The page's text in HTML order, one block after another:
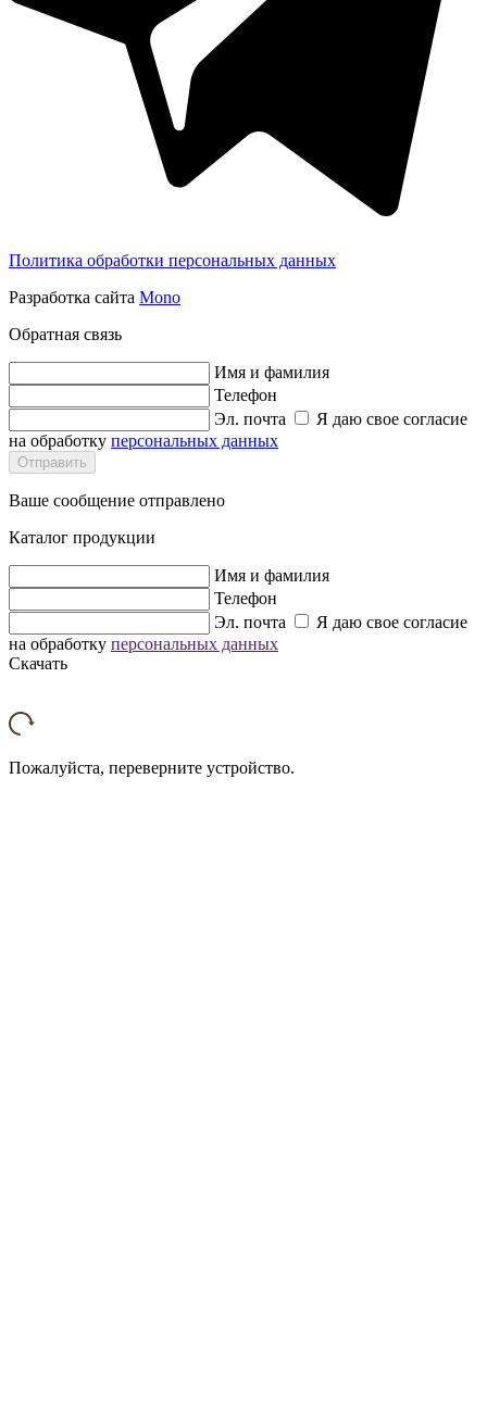
Политика обработки персональных данных
Разработка сайта Mono
Обратная связь
Имя и фамилия
Телефон
Эл. почта
Я даю свое согласие
на обработку персональных данных
Отправить
Ваше сообщение отправлено
Каталог продукции
Имя и фамилия
Телефон
Эл. почта
Я даю свое согласие
на обработку персональных данных
Скачать
Пожалуйста, переверните устройство.